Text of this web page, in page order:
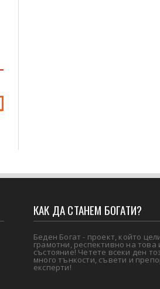
КАК ДА СТАНЕМ БОГАТИ?
Беден Богат - проект, който
грамотни, респективно на това
състояние! Четете всеки ден
много тънкости, съвети и
експерти!